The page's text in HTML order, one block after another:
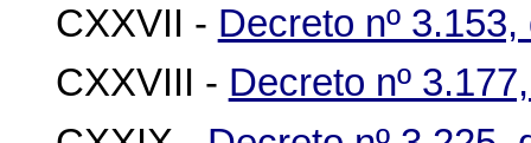
CXXVII - Decreto nº
CXXVIII - Decreto nº